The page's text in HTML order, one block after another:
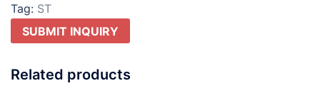
Tag: ST
SUBMIT INQUIRY
Related products